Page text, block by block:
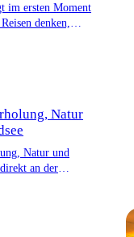
im ersten Moment
denken,
Natur
Natur und
an der